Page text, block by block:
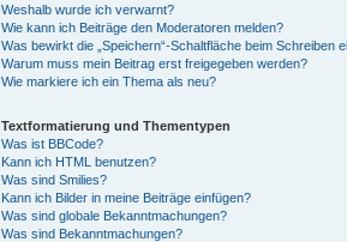
Weshalb wurde ich verwarnt?
Wie kann ich Beiträge den Moderatoren melden?
Was bewirkt die „Speichern“-Schaltfläche beim Schreiben
Warum muss mein Beitrag erst freigegeben werden?
Wie markiere ich ein Thema als neu?
Textformatierung und Thementypen
Was ist BBCode?
Kann ich HTML benutzen?
Was sind Smilies?
Kann ich Bilder in meine Beiträge einfügen?
Was sind globale Bekanntmachungen?
Was sind Bekanntmachungen?